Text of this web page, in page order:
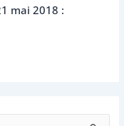
mai 2018 :